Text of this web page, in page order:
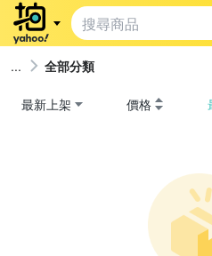
全部分類
最新上架 價格